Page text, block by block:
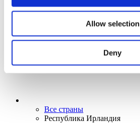
Allow selection
Deny
Применить
Все страны
Республика Ирландия